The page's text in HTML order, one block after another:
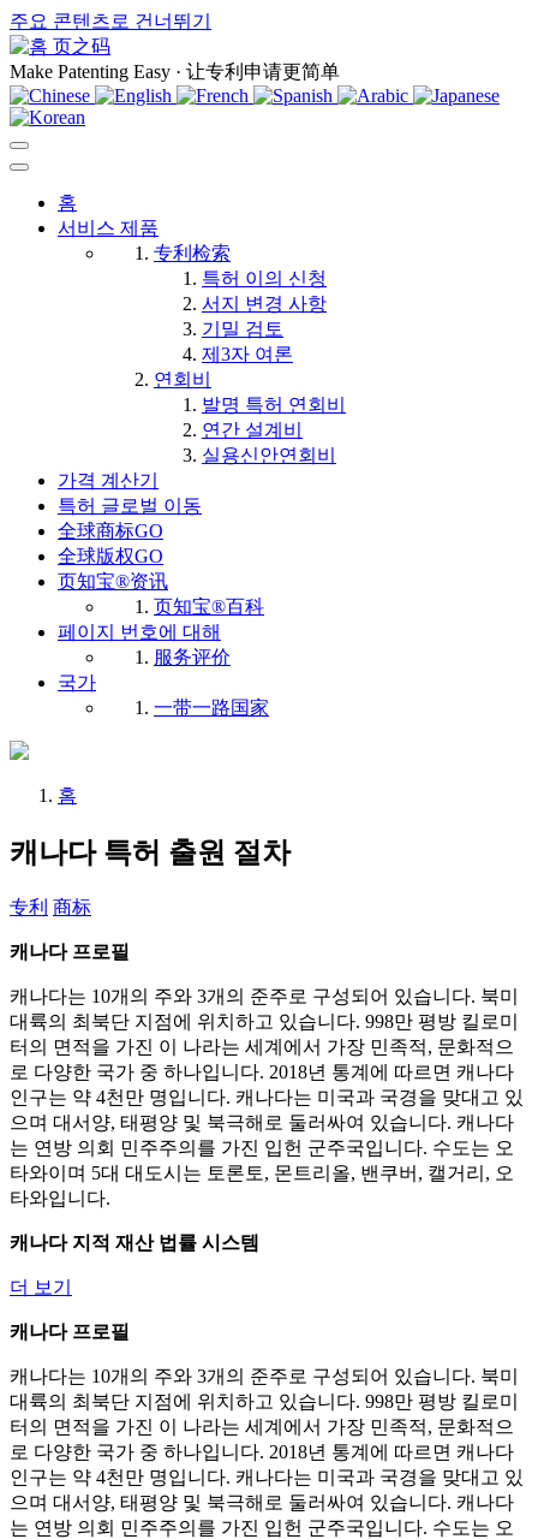
주요 콘텐츠로 건너뛰기
页之码
Make Patenting Easy · 让专利申请更简单
홈
서비스 제품
专利检索
특허 이의 신청
서지 변경 사항
기밀 검토
제3자 여론
연회비
발명 특허 연회비
연간 설계비
실용신안연회비
가격 계산기
특허 글로벌 이동
全球商标GO
全球版权GO
页知宝®资讯
页知宝®百科
페이지 번호에 대해
服务评价
국가
一带一路国家
홈
캐나다 특허 출원 절차
专利 商标
캐나다 프로필
캐나다는 10개의 주와 3개의 준주로 구성되어 있습니다. 북미
대륙의 최북단 지점에 위치하고 있습니다. 998만 평방 킬로미
터의 면적을 가진 이 나라는 세계에서 가장 민족적, 문화적으
로 다양한 국가 중 하나입니다. 2018년 통계에 따르면 캐나다
인구는 약 4천만 명입니다. 캐나다는 미국과 국경을 맞대고 있
으며 대서양, 태평양 및 북극해로 둘러싸여 있습니다. 캐나다
는 연방 의회 민주주의를 가진 입헌 군주국입니다. 수도는 오
타와이며 5대 대도시는 토론토, 몬트리올, 밴쿠버, 캘거리, 오
타와입니다.
캐나다 지적 재산 법률 시스템
더 보기
캐나다 프로필
캐나다는 10개의 주와 3개의 준주로 구성되어 있습니다. 북미
대륙의 최북단 지점에 위치하고 있습니다. 998만 평방 킬로미
터의 면적을 가진 이 나라는 세계에서 가장 민족적, 문화적으
로 다양한 국가 중 하나입니다. 2018년 통계에 따르면 캐나다
인구는 약 4천만 명입니다. 캐나다는 미국과 국경을 맞대고 있
으며 대서양, 태평양 및 북극해로 둘러싸여 있습니다. 캐나다
는 연방 의회 민주주의를 가진 입헌 군주국입니다. 수도는 오